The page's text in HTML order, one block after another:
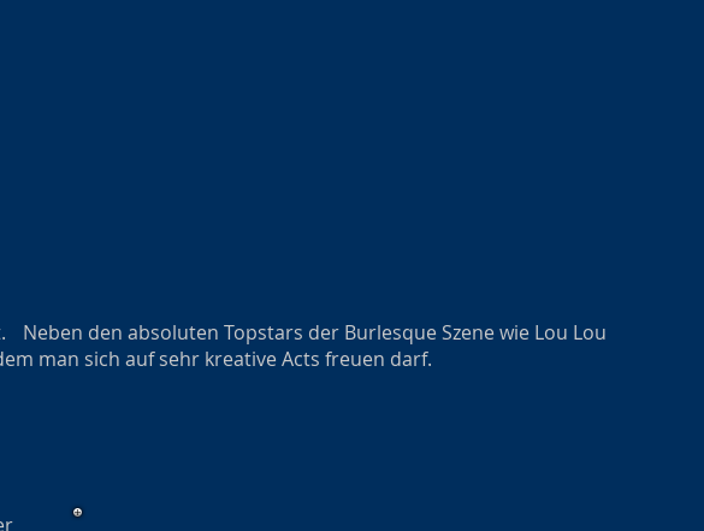
den absoluten Topstars der Burlesque Szene wie Lou Lou
man sich auf sehr kreative Acts freuen darf.